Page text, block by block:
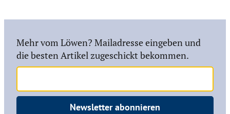
Mehr vom Löwen? Mailadresse eingeben und
die besten Artikel zugeschickt bekommen.
Newsletter abonnieren